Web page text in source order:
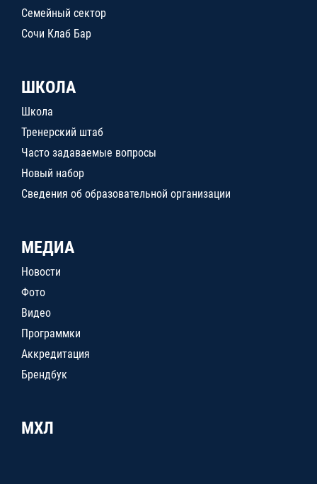
Семейный сектор
Сочи Клаб Бар
ШКОЛА
Школа
Тренерский штаб
Часто задаваемые вопросы
Новый набор
Сведения об образовательной организации
МЕДИА
Новости
Фото
Видео
Программки
Аккредитация
Брендбук
МХЛ